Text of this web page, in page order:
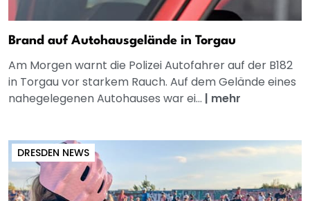
Brand auf Autohausgelände in Torgau
Am Morgen warnt die Polizei Autofahrer auf der B182
in Torgau vor starkem Rauch. Auf dem Gelände eines
nahegelegenen Autohauses war ei... | mehr
DRESDEN NEWS